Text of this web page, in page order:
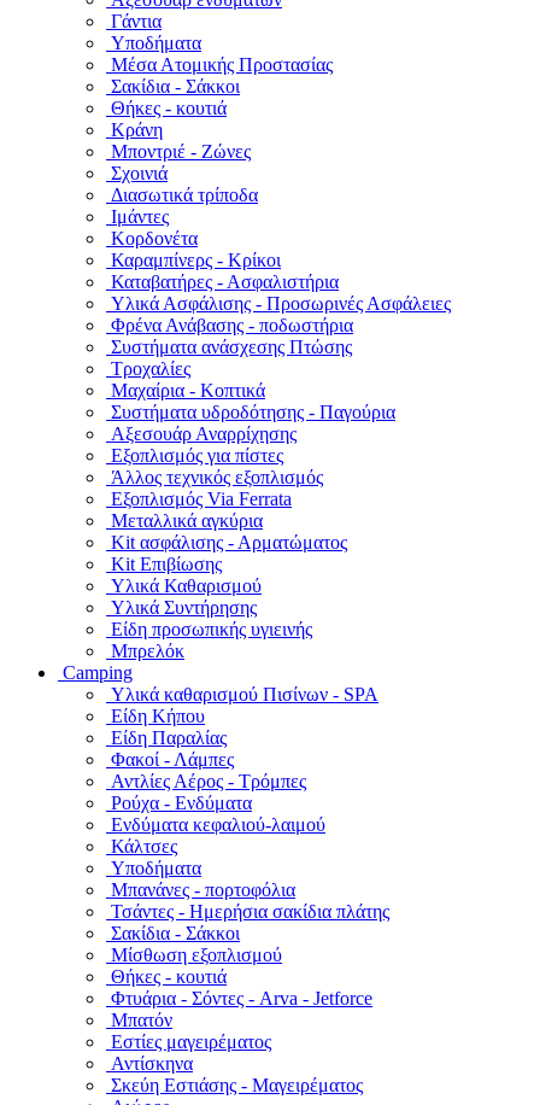
Γάντια
Υποδήματα
Μέσα Ατομικής Προστασίας
Σακίδια - Σάκκοι
Θήκες - κουτιά
Κράνη
Μποντριέ - Ζώνες
Σχοινιά
Διασωτικά τρίποδα
Ιμάντες
Κορδονέτα
Καραμπίνερς - Κρίκοι
Καταβατήρες - Ασφαλιστήρια
Υλικά Ασφάλισης - Προσωρινές Ασφάλειες
Φρένα Ανάβασης - ποδωστήρια
Συστήματα ανάσχεσης Πτώσης
Τροχαλίες
Μαχαίρια - Κοπτικά
Συστήματα υδροδότησης - Παγούρια
Αξεσουάρ Αναρρίχησης
Εξοπλισμός για πίστες
Άλλος τεχνικός εξοπλισμός
Εξοπλισμός Via Ferrata
Μεταλλικά αγκύρια
Kit ασφάλισης - Αρματώματος
Kit Επιβίωσης
Υλικά Καθαρισμού
Υλικά Συντήρησης
Είδη προσωπικής υγιεινής
Μπρελόκ
Camping
Υλικά καθαρισμού Πισίνων - SPA
Είδη Κήπου
Είδη Παραλίας
Φακοί - Λάμπες
Αντλίες Αέρος - Τρόμπες
Ρούχα - Ενδύματα
Ενδύματα κεφαλιού-λαιμού
Κάλτσες
Υποδήματα
Μπανάνες - πορτοφόλια
Τσάντες - Ημερήσια σακίδια πλάτης
Σακίδια - Σάκκοι
Μίσθωση εξοπλισμού
Θήκες - κουτιά
Φτυάρια - Σόντες - Arva - Jetforce
Μπατόν
Εστίες μαγειρέματος
Αντίσκηνα
Σκεύη Εστιάσης - Μαγειρέματος